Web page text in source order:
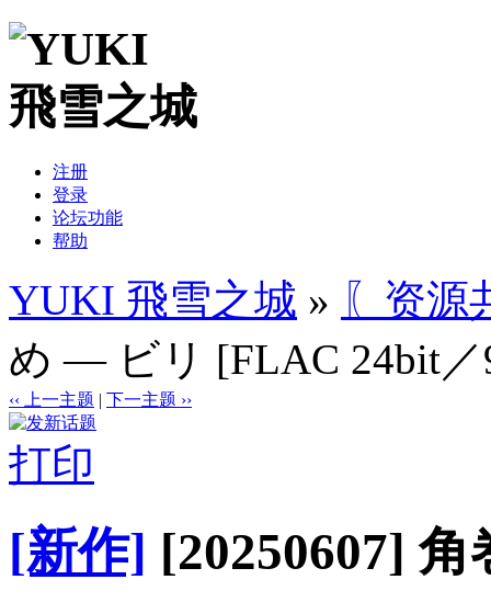
注册
登录
论坛功能
帮助
YUKI 飛雪之城 » 〖资源
め — ビリ [FLAC 24bit／
‹‹ 上一主题 | 下一主题 ››
打印
[新作] [20250607]